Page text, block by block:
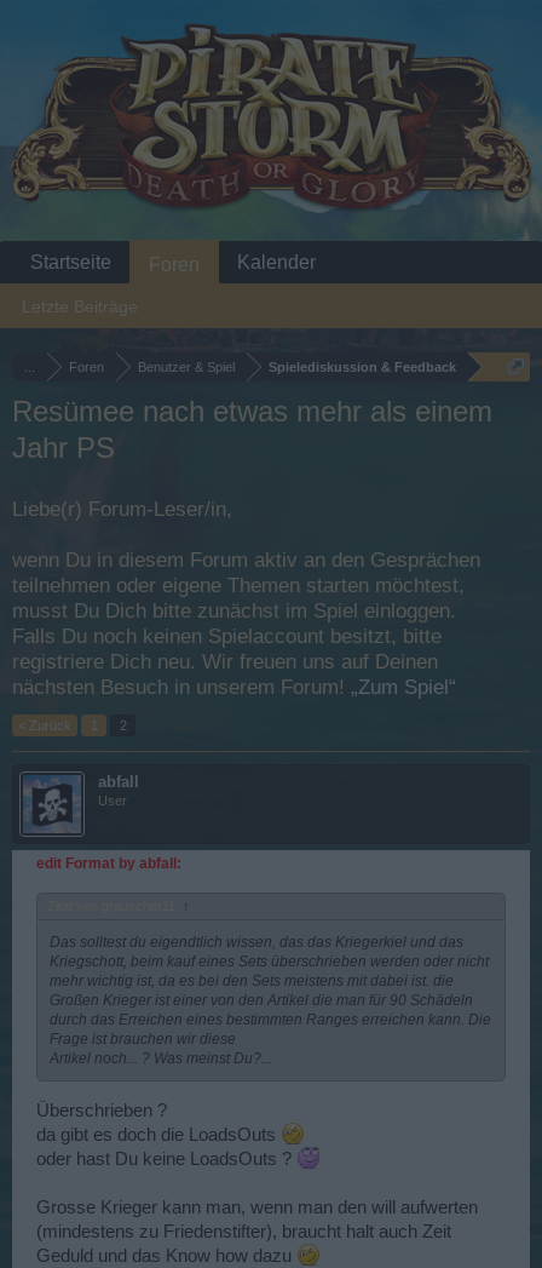
Foren Benutzer & Spiel Spielediskussion & Feedback
Resümee nach etwas mehr als einem
Jahr PS
Liebe(r) Forum-Leser/in,
wenn Du in diesem Forum aktiv an den Gesprächen
teilnehmen oder eigene Themen starten möchtest,
musst Du Dich bitte zunächst im Spiel einloggen.
Falls Du noch keinen Spielaccount besitzt, bitte
registriere Dich neu. Wir freuen uns auf Deinen
nächsten Besuch in unserem Forum! „Zum Spiel“
< Zurück 1 2
abfall
User
edit Format by abfall:
↑
Das solltest du eigendtlich wissen, das das Kriegerkiel und das
Kriegschott, beim kauf eines Sets überschrieben werden oder nicht
mehr wichtig ist, da es bei den Sets meistens mit dabei ist. die
Großen Krieger ist einer von den Artikel die man für 90 Schädeln
durch das Erreichen eines bestimmten Ranges erreichen kann. Die
Frage ist brauchen wir diese
Artikel noch... ? Was meinst Du?...
Überschrieben ?
da gibt es doch die LoadsOuts
oder hast Du keine LoadsOuts ?
Grosse Krieger kann man, wenn man den will aufwerten
(mindestens zu Friedenstifter), braucht halt auch Zeit
Geduld und das Know how dazu
Startseite Foren
Letzte Beiträge
Kalender